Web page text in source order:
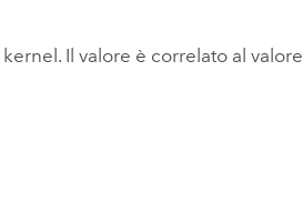
Il valore è correlato al valore